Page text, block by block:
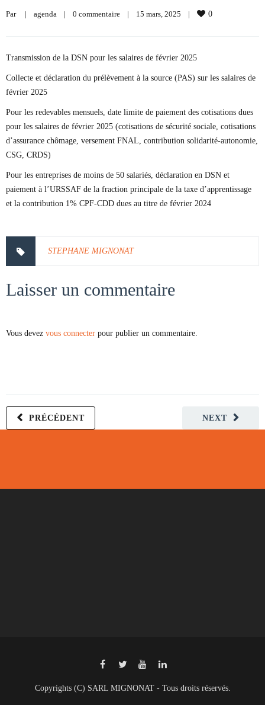
Par | agenda | 0 commentaire | 15 mars, 2025 | 0
Transmission de la DSN pour les salaires de février 2025
Collecte et déclaration du prélèvement à la source (PAS) sur les salaires de
février 2025
Pour les redevables mensuels, date limite de paiement des cotisations dues
pour les salaires de février 2025 (cotisations de sécurité sociale, cotisations
d’assurance chômage, versement FNAL, contribution solidarité-autonomie,
CSG, CRDS)
Pour les entreprises de moins de 50 salariés, déclaration en DSN et
paiement à l’URSSAF de la fraction principale de la taxe d’apprentissage
et la contribution 1% CPF-CDD dues au titre de février 2024
STEPHANE MIGNONAT
Laisser un commentaire
Vous devez vous connecter pour publier un commentaire.
NEXT
PRÉCÉDENT
Copyrights (C) SARL MIGNONAT - Tous droits réservés.